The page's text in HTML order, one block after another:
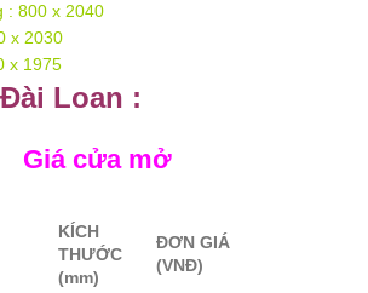
: 800 x 2040
x 2030
x 1975
Loan :
Giá cửa mở
KÍCH
THƯỚC
(mm)
ĐƠN GIÁ
(VNĐ)